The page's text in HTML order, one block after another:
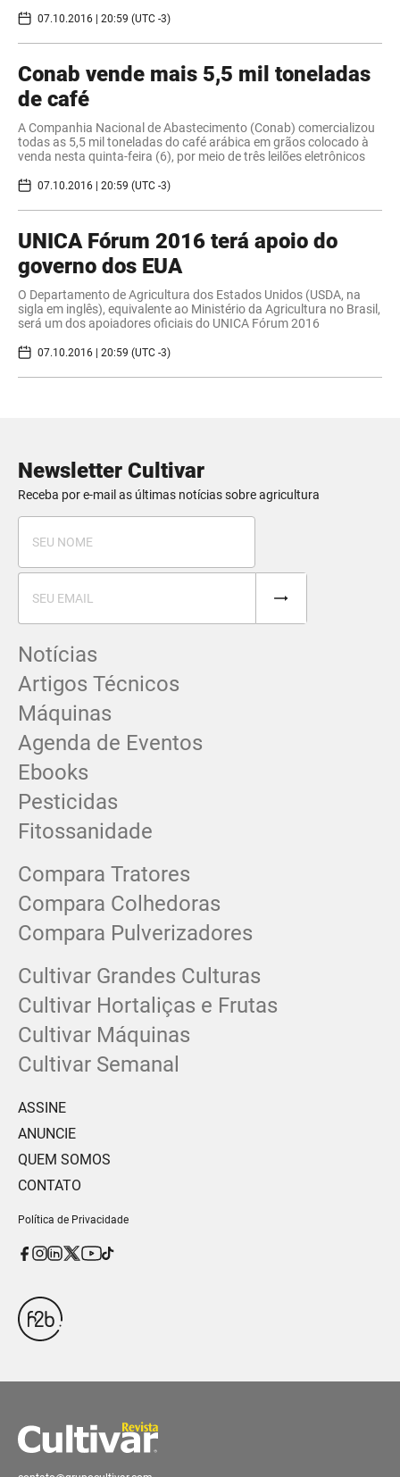
07.10.2016 | 20:59 (UTC -3)
Conab vende mais 5,5 mil toneladas
de café
A Companhia Nacional de Abastecimento (Conab) comercializou
todas as 5,5 mil toneladas do café arábica em grãos colocado à
venda nesta quinta-feira (6), por meio de três leilões eletrônicos
07.10.2016 | 20:59 (UTC -3)
​UNICA Fórum 2016 terá apoio do
governo dos EUA
O Departamento de Agricultura dos Estados Unidos (USDA, na
sigla em inglês), equivalente ao Ministério da Agricultura no Brasil,
será um dos apoiadores oficiais do UNICA Fórum 2016
07.10.2016 | 20:59 (UTC -3)
Newsletter Cultivar
Receba por e-mail as últimas notícias sobre agricultura
Notícias
Artigos Técnicos
Máquinas
Agenda de Eventos
Ebooks
Pesticidas
Fitossanidade
Compara Tratores
Compara Colhedoras
Compara Pulverizadores
Cultivar Grandes Culturas
Cultivar Hortaliças e Frutas
Cultivar Máquinas
Cultivar Semanal
ASSINE
ANUNCIE
QUEM SOMOS
CONTATO
Política de Privacidade